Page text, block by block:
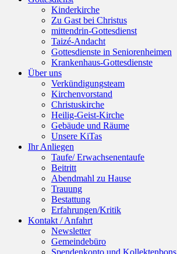
Kinderkirche
Zu Gast bei Christus
mittendrin-Gottesdienst
Taizé-Andacht
Gottesdienste in Seniorenheimen
Krankenhaus-Gottesdienste
Über uns
Verkündigungsteam
Kirchenvorstand
Christuskirche
Heilig-Geist-Kirche
Gebäude und Räume
Unsere KiTas
Ihr Anliegen
Taufe/ Erwachsenentaufe
Beitritt
Abendmahl zu Hause
Trauung
Bestattung
Erfahrungen/Kritik
Kontakt / Anfahrt
Newsletter
Gemeindebüro
Spendenkonto und Kollektenbons